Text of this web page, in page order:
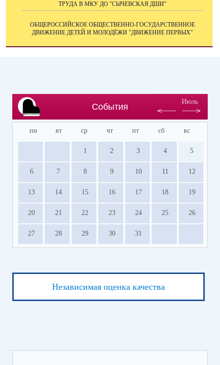
ТРУДА В МКУ ДО "СЫЧЕВСКАЯ ДШИ"
ОБЩЕРОССИЙСКОЕ ОБЩЕСТВЕННО-ГОСУДАРСТВЕННОЕ
ДВИЖЕНИЕ ДЕТЕЙ И МОЛОДЁЖИ "ДВИЖЕНИЕ ПЕРВЫХ"
События
Июль
пн вт ср чт пт сб вс
1 2 3 4 5
6 7 8 9 10 11 12
13 14 15 16 17 18 19
20 21 22 23 24 25 26
27 28 29 30 31
Независимая оценка качества